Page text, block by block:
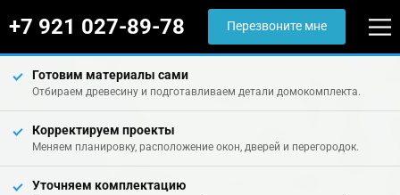
+7 921 027-89-78 Перезвоните мне
Готовим материалы сами
Отбираем древесину и подготавливаем детали домокомплекта.
Корректируем проекты
Меняем планировку, расположение окон, дверей и перегородок.
Уточняем комплектацию